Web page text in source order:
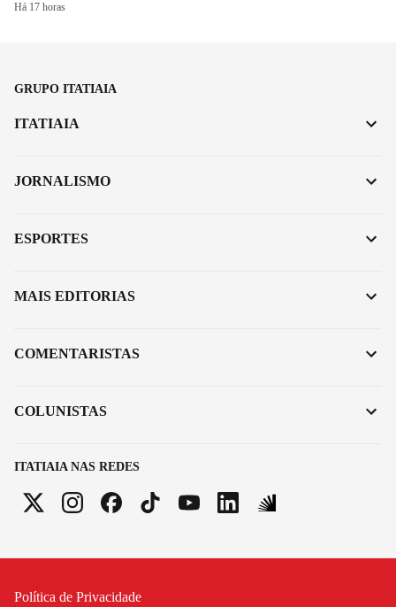
Há 17 horas
GRUPO ITATIAIA
ITATIAIA NAS REDES
ITATIAIA
JORNALISMO
ESPORTES
MAIS EDITORIAS
COMENTARISTAS
COLUNISTAS
Política de Privacidade